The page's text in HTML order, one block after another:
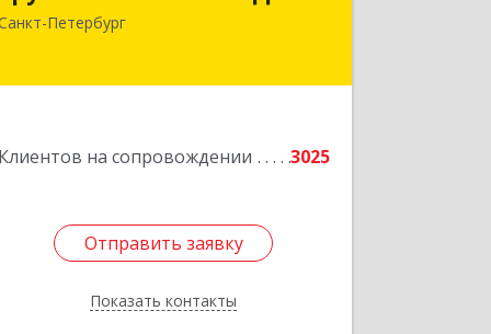
Петербург
Клиентов на сопровождении 3025
Отправить заявку
Показать контакты
191119, Санкт-Петербург г, вн.тер.г.
муниципальный округ Владимирский
литера А, пом.5-Н
Отправить заявку
Назад